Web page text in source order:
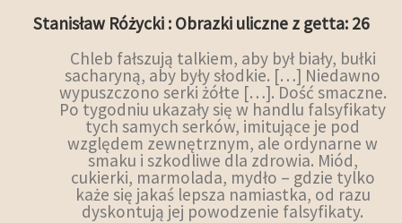
Stanisław Różycki : Obrazki uliczne z getta: 26
Chleb fałszują talkiem, aby był biały, bułki
sacharyną, aby były słodkie. […] Niedawno
wypuszczono serki żółte […]. Dość smaczne.
Po tygodniu ukazały się w handlu falsyfikaty
tych samych serków, imitujące je pod
względem zewnętrznym, ale ordynarne w
smaku i szkodliwe dla zdrowia. Miód,
cukierki, marmolada, mydło – gdzie tylko
każe się jakaś lepsza namiastka, od razu
dyskontują jej powodzenie falsyfikaty.